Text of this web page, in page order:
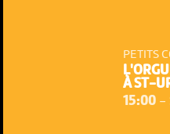
PETITS
À ST-
15:00-